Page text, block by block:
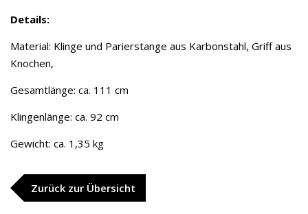
Details:
Material: Klinge und Parierstange aus Karbonstahl, Griff aus
Knochen,
Gesamtlänge: ca. 111 cm
Klingenlänge: ca. 92 cm
Gewicht: ca. 1,35 kg
Zurück zur Übersicht